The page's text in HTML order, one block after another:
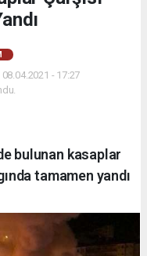
- 17:27
bulunan kasaplar
tamamen yandı